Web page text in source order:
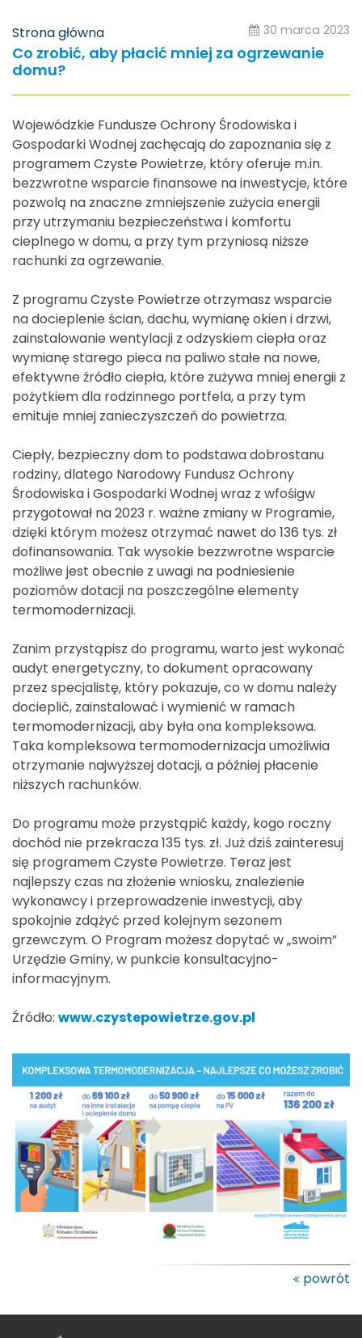
Strona główna 30 marca 2023
Co zrobić, aby płacić mniej za ogrzewanie
domu?
Wojewódzkie Fundusze Ochrony Środowiska i
Gospodarki Wodnej zachęcają do zapoznania się z
programem Czyste Powietrze, który oferuje m.in.
bezzwrotne wsparcie finansowe na inwestycje, które
pozwolą na znaczne zmniejszenie zużycia energii
przy utrzymaniu bezpieczeństwa i komfortu
cieplnego w domu, a przy tym przyniosą niższe
rachunki za ogrzewanie.
Z programu Czyste Powietrze otrzymasz wsparcie
na docieplenie ścian, dachu, wymianę okien i drzwi,
zainstalowanie wentylacji z odzyskiem ciepła oraz
wymianę starego pieca na paliwo stałe na nowe,
efektywne źródło ciepła, które zużywa mniej energii z
pożytkiem dla rodzinnego portfela, a przy tym
emituje mniej zanieczyszczeń do powietrza.
Ciepły, bezpieczny dom to podstawa dobrostanu
rodziny, dlatego Narodowy Fundusz Ochrony
Środowiska i Gospodarki Wodnej wraz z wfośigw
przygotował na 2023 r. ważne zmiany w Programie,
dzięki którym możesz otrzymać nawet do 136 tys. zł
dofinansowania. Tak wysokie bezzwrotne wsparcie
możliwe jest obecnie z uwagi na podniesienie
poziomów dotacji na poszczególne elementy
termomodernizacji.
Zanim przystąpisz do programu, warto jest wykonać
audyt energetyczny, to dokument opracowany
przez specjalistę, który pokazuje, co w domu należy
docieplić, zainstalować i wymienić w ramach
termomodernizacji, aby była ona kompleksowa.
Taka kompleksowa termomodernizacja umożliwia
otrzymanie najwyższej dotacji, a później płacenie
niższych rachunków.
Do programu może przystąpić każdy, kogo roczny
dochód nie przekracza 135 tys. zł. Już dziś zainteresuj
się programem Czyste Powietrze. Teraz jest
najlepszy czas na złożenie wniosku, znalezienie
wykonawcy i przeprowadzenie inwestycji, aby
spokojnie zdążyć przed kolejnym sezonem
grzewczym. O Program możesz dopytać w „swoim”
Urzędzie Gminy, w punkcie konsultacyjno-
informacyjnym.
Źródło: www.czystepowietrze.gov.pl
powrót